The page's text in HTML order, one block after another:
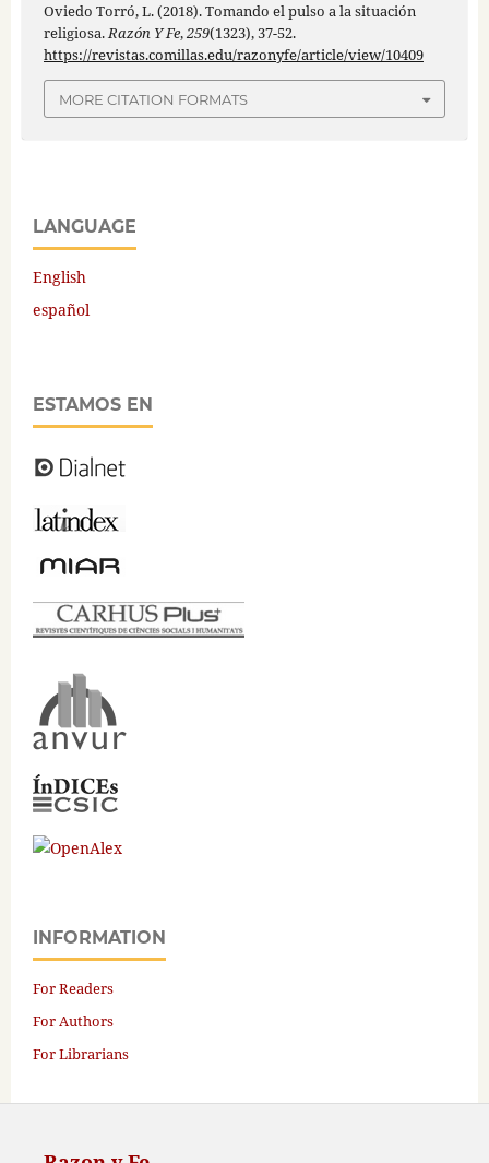
Oviedo Torró, L. (2018). Tomando el pulso a la situación
religiosa.Razón Y Fe,259(1323), 37-52.
https://revistas.comillas.edu/razonyfe/article/view/10409
MORE CITATION FORMATS
LANGUAGE
English
español
ESTAMOS EN
INFORMATION
For Readers
For Authors
For Librarians